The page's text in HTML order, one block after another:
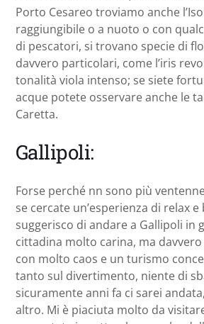
Porto Cesareo troviamo anche
raggiungibile o a nuoto o con
di pescatori, si trovano specie di
davvero particolari, come l’iris
tonalità viola intenso; se siete
acque potete osservare anche le
Caretta.
Gallipoli:
Forse perché nn sono più
se cercate un’esperienza di relax e
suggerisco di andare a Gallipoli in
cittadina molto carina, ma
con molto caos e un turismo
tanto sul divertimento, niente di
sicuramente anni fa ci sarei
altro. Mi è piaciuta molto da